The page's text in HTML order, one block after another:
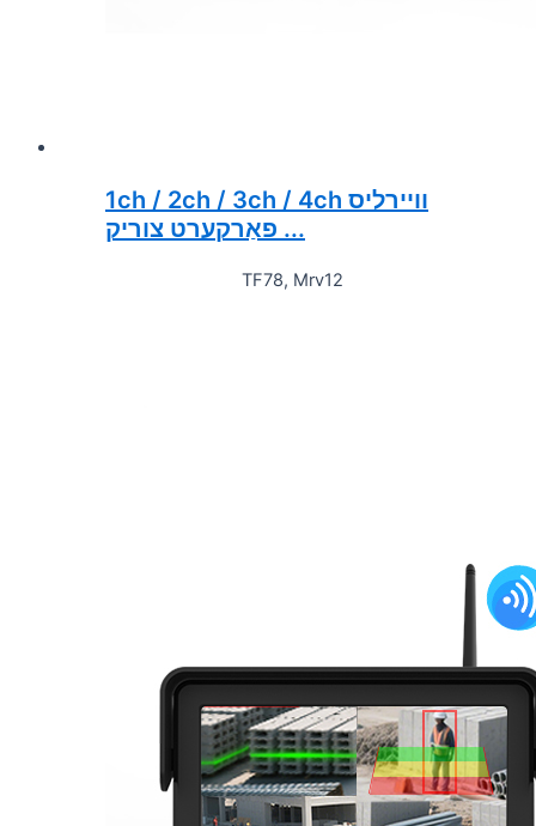
1ch / 2ch / 3ch / 4ch וויירליס
פאַרקערט צוריק ...
TF78, Mrv12